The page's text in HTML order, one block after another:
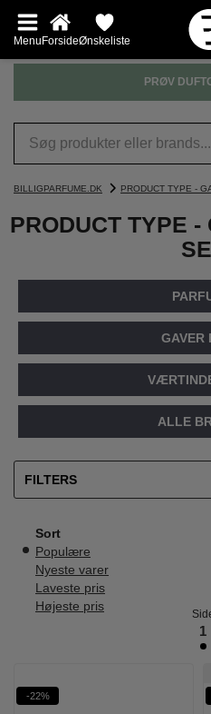
MenuForsideØnskeliste
PRØV
BILLIGPARFUME.DK PRODUCT TYPE -
PRODUCT TYPE
GAVER
ALLE
FILTERS
Sort
Populære
Nyeste varer
Laveste pris
Højeste pris
1
-22%